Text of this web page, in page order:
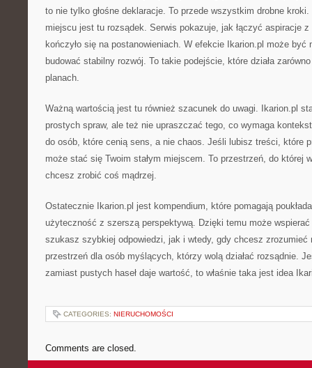
to nie tylko głośne deklaracje. To przede wszystkim drobne
miejscu jest tu rozsądek. Serwis pokazuje, jak łączyć aspiracje
kończyło się na postanowieniach. W efekcie Ikarion.pl może być
budować stabilny rozwój. To takie podejście, które działa
planach.
Ważną wartością jest tu również szacunek do uwagi. Ikarion.pl
prostych spraw, ale też nie upraszczać tego, co wymaga
do osób, które cenią sens, a nie chaos. Jeśli lubisz treści, które
może stać się Twoim stałym miejscem. To przestrzeń, do której
chcesz zrobić coś mądrzej.
Ostatecznie Ikarion.pl jest kompendium, które pomagają
użyteczność z szerszą perspektywą. Dzięki temu może wspierać
szukasz szybkiej odpowiedzi, jak i wtedy, gdy chcesz zrozumieć
przestrzeń dla osób myślących, którzy wolą działać rozsądnie.
zamiast pustych haseł daje wartość, to właśnie taka jest idea
CATEGORIES: NIERUCHOMOŚCI
Comments are closed.